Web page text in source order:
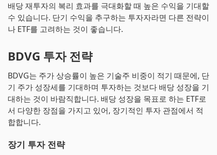
배당 재투자의 복리 효과를 극대화할 때 높은 수익을 기대할
수 있습니다. 단기 수익을 추구하는 투자자라면 다른 전략이
나 ETF를 고려하는 것이 좋습니다.
BDVG 투자 전략
BDVG는 주가 상승률이 높은 기술주 비중이 적기 때문에, 단
기 주가 성장세를 기대하며 투자하는 것보다 배당 성장을 기
대하는 것이 바람직합니다. 배당 성장을 목표로 하는 ETF로
서 다양한 장점을 가지고 있어, 장기적인 투자 관점에서 적
합합니다.
장기 투자 전략